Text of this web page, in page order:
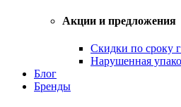
Акции и предложения
Скидки по сроку
Нарушенная
Блог
Бренды